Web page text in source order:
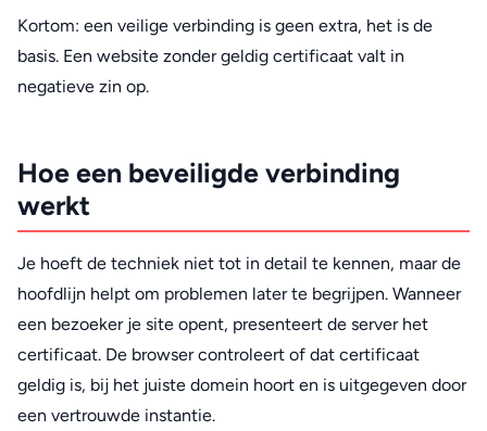
Kortom: een veilige verbinding is geen extra, het is de
basis. Een website zonder geldig certificaat valt in
negatieve zin op.
Hoe een beveiligde verbinding
werkt
Je hoeft de techniek niet tot in detail te kennen, maar de
hoofdlijn helpt om problemen later te begrijpen. Wanneer
een bezoeker je site opent, presenteert de server het
certificaat. De browser controleert of dat certificaat
geldig is, bij het juiste domein hoort en is uitgegeven door
een vertrouwde instantie.